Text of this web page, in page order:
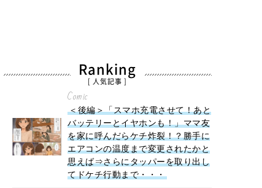
Ranking
[ 人気記事 ]
Comic
＜後編＞「スマホ充電させて！あと
バッテリーとイヤホンも！」ママ友
を家に呼んだらケチ炸裂！？勝手に
エアコンの温度まで変更されたかと
思えば⇒さらにタッパーを取り出し
てドケチ行動まで・・・